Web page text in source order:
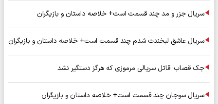
سریال جزر و مد چند قسمت است+ خلاصه داستان و بازیگران
سریال عاشق لبخندت شدم چند قسمت است+ خلاصه داستان و بازیگران
جک قصاب؛ قاتل سریالی مرموزی که هرگز دستگیر نشد
سریال سوجان چند قسمت است+ خلاصه داستان و بازیگران